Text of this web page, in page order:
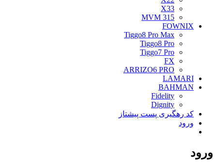
X33
MVM 315
FOWNIX
Tiggo8 Pro Max
Tiggo8 Pro
Tiggo7 Pro
FX
ARRIZO6 PRO
LAMARI
BAHMAN
Fidelity
Dignity
کد رهگیری پست پیشتاز
ورود
ورود